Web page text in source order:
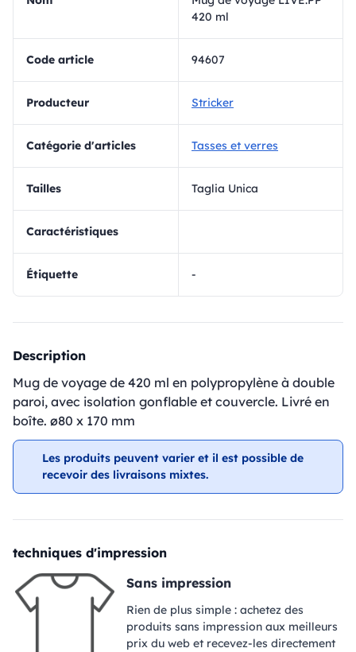
420 ml
Code article 94607
Producteur Stricker
Catégorie d'articles Tasses et verres
Tailles Taglia Unica
Caractéristiques
Étiquette -
Description
Mug de voyage de 420 ml en polypropylène à double
paroi, avec isolation gonflable et couvercle. Livré en
boîte. ø80 x 170 mm
Les produits peuvent varier et il est possible de
recevoir des livraisons mixtes.
techniques d'impression
Sans impression
Rien de plus simple : achetez des
produits sans impression aux meilleurs
prix du web et recevez-les directement